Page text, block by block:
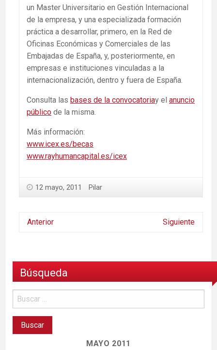
un Master Universitario en Gestión Internacional
de la empresa, y una especializada formación
práctica a desarrollar, primero, en la Red de
Oficinas Económicas y Comerciales de las
Embajadas de España, y, posteriormente, en
empresas e instituciones vinculadas a la
internacionalización, dentro y fuera de España.
Consulta las bases de la convocatoriay el anuncio
público de la misma.
Más información:
www.icex.es/becas
www.rayhumancapital.es/icex
12 mayo, 2011 Pilar
Anterior Siguiente
Búsqueda
MAYO 2011